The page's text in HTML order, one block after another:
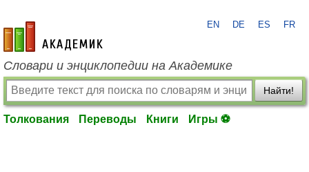
academic.ru
EN DE ES FR
Словари и энциклопедии на Академике
Найти!
Толкования Переводы Книги Игры ⚽